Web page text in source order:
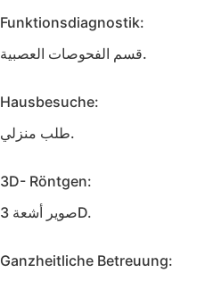
Funktionsdiagnostik:
قسم الفحوصات العصبية.
Hausbesuche:
طلب منزلي.
3D- Röntgen:
صوير أشعة 3D.
Ganzheitliche Betreuung: